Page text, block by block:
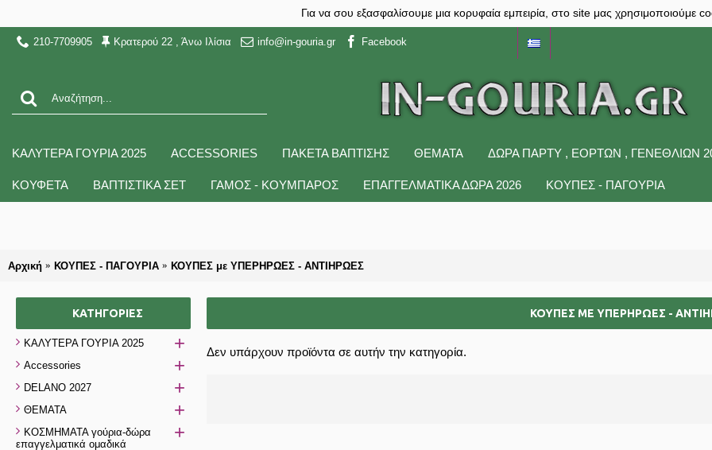
Για να σου εξασφαλίσουμε μια κορυφαία εμπειρία, στο site μας χρησιμοποιούμε
210-7709905 Κρατερού 22 , Άνω Ιλίσια info@in-gouria.gr Facebook
ΚΑΛΥΤΕΡΑ ΓΟΥΡΙΑ 2025 ACCESSORIES ΠΑΚΕΤΑ ΒΑΠΤΙΣΗΣ ΘΕΜΑΤΑ ΔΩΡΑ ΠΆΡΤΥ , ΕΟΡΤΏΝ , ΓΕΝΕΘΛΊΩΝ
ΚΟΥΦΕΤΑ ΒΑΠΤΙΣΤΙΚΑ ΣΕΤ ΓΑΜΟΣ - ΚΟΥΜΠΑΡΟΣ ΕΠΑΓΓΕΛΜΑΤΙΚΑ ΔΩΡΑ 2026 ΚΟΥΠΕΣ - ΠΑΓΟΥΡΙΑ
Αρχική ΚΟΥΠΕΣ - ΠΑΓΟΥΡΙΑ ΚΟΥΠΕΣ με ΥΠΕΡΗΡΩΕΣ - ΑΝΤΙΗΡΩΕΣ
ΚΑΤΗΓΟΡΊΕΣ
ΚΑΛΥΤΕΡΑ ΓΟΥΡΙΑ 2025 +
Accessories +
DELANO 2027 +
ΘΕΜΑΤΑ +
ΚΟΣΜΗΜΑΤΑ γούρια-δώρα
επαγγελματικά ομαδικά
+
ΚΟΥΠΕΣ ΜΕ ΥΠΕΡΗΡΩΕΣ -
Δεν υπάρχουν προϊόντα σε αυτήν την κατηγορία.